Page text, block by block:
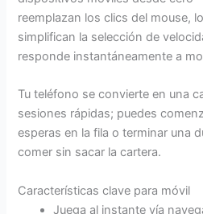
reemplazan los clics del mouse,
simplifican la selección de
responde instantáneamente a
Tu teléfono se convierte en una
sesiones rápidas; puedes
esperas en la fila o terminar una
comer sin sacar la cartera.
Características clave para móvil
Juega al instante vía